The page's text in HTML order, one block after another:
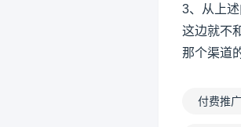
3、从上
这边就不
那个渠道
付费推广